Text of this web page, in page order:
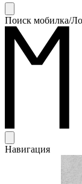
Поиск мобилка/
Навигация